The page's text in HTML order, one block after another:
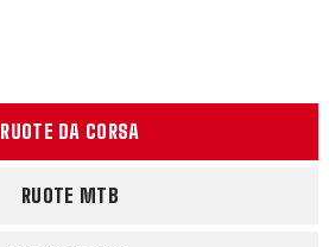
RUOTE DA CORSA
RUOTE MTB